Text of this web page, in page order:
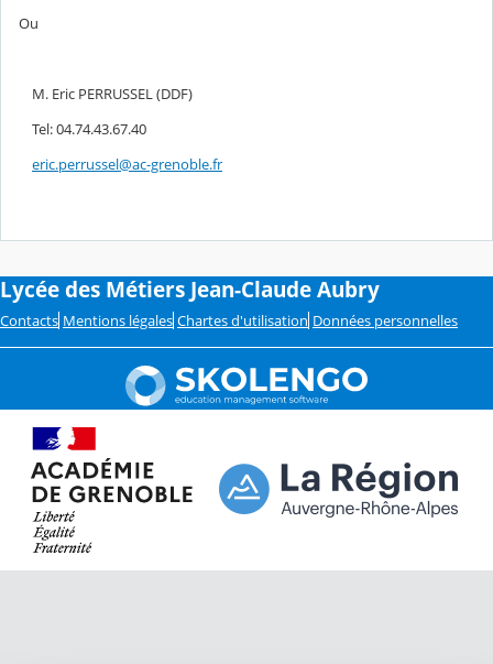
Ou
M. Eric PERRUSSEL (DDF)
Tel: 04.74.43.67.40
eric.perrussel@ac-grenoble.fr
Lycée des Métiers Jean-Claude Aubry
Contacts Mentions légales Chartes d'utilisation Données personnelles